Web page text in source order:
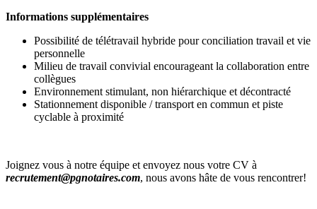
Informations supplémentaires
Possibilité de télétravail hybride pour conciliation travail et vie
personnelle
Milieu de travail convivial encourageant la collaboration entre
collègues
Environnement stimulant, non hiérarchique et décontracté
Stationnement disponible / transport en commun et piste
cyclable à proximité
Joignez vous à notre équipe et envoyez nous votre CV à
recrutement@pgnotaires.com, nous avons hâte de vous rencontrer!